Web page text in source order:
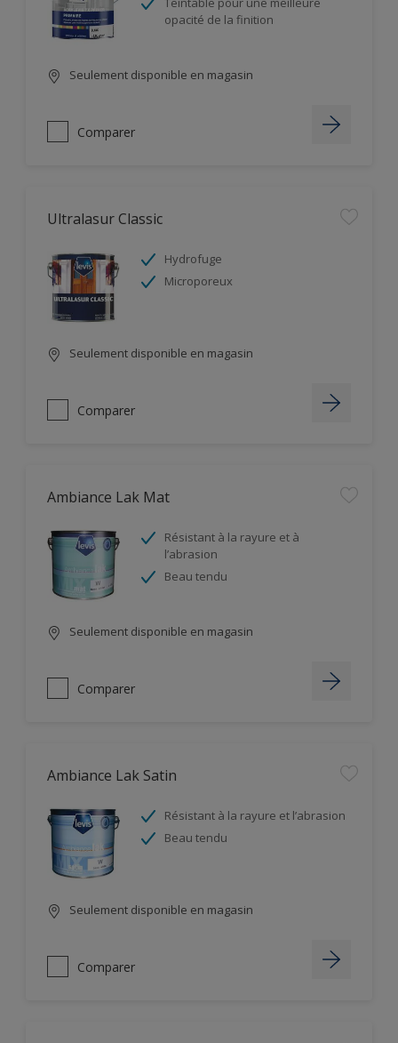
opacité de la finition
Seulement disponible en magasin
Comparer
Ultralasur Classic
Hydrofuge
Microporeux
Seulement disponible en magasin
Comparer
Ambiance Lak Mat
Résistant à la rayure et à
l’abrasion
Beau tendu
Seulement disponible en magasin
Comparer
Ambiance Lak Satin
Résistant à la rayure et l’abrasion
Beau tendu
Seulement disponible en magasin
Comparer